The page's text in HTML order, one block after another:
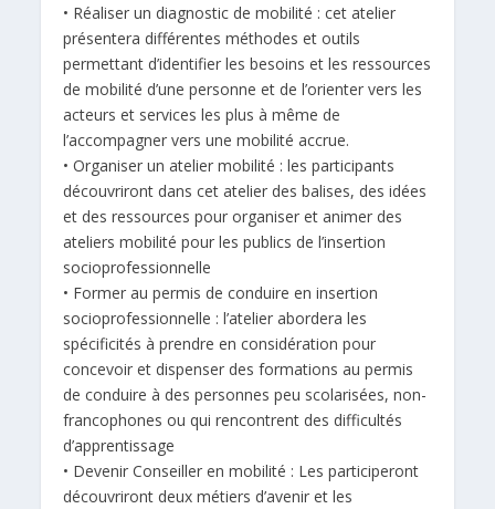
• Réaliser un diagnostic de mobilité : cet atelier
présentera différentes méthodes et outils
permettant d’identifier les besoins et les ressources
de mobilité d’une personne et de l’orienter vers les
acteurs et services les plus à même de
l’accompagner vers une mobilité accrue.
• Organiser un atelier mobilité : les participants
découvriront dans cet atelier des balises, des idées
et des ressources pour organiser et animer des
ateliers mobilité pour les publics de l’insertion
socioprofessionnelle
• Former au permis de conduire en insertion
socioprofessionnelle : l’atelier abordera les
spécificités à prendre en considération pour
concevoir et dispenser des formations au permis
de conduire à des personnes peu scolarisées, non-
francophones ou qui rencontrent des difficultés
d’apprentissage
• Devenir Conseiller en mobilité : Les participeront
découvriront deux métiers d’avenir et les